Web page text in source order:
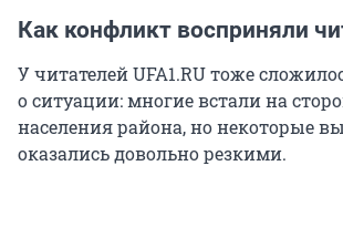
Как конфликт восприняли
У читателей UFA1.RU тоже
о ситуации: многие встали на
населения района, но некоторые
оказались довольно резкими.